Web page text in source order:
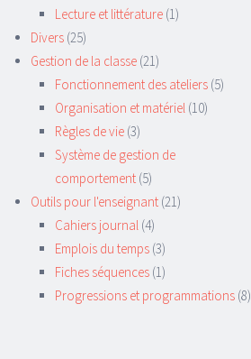
Lecture et littérature(1)
Divers(25)
Gestion de la classe(21)
Fonctionnement des ateliers(5)
Organisation et matériel (10)
Règles de vie(3)
Système de gestion de
comportement(5)
Outils pour l'enseignant(21)
Cahiers journal (4)
Emplois du temps(3)
Fiches séquences(1)
Progressions et programmations(8)